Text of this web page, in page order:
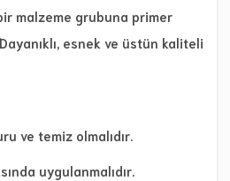
malzeme grubuna primer
esnek ve üstün kaliteli
ve temiz olmalıdır.
uygulanmalıdır.